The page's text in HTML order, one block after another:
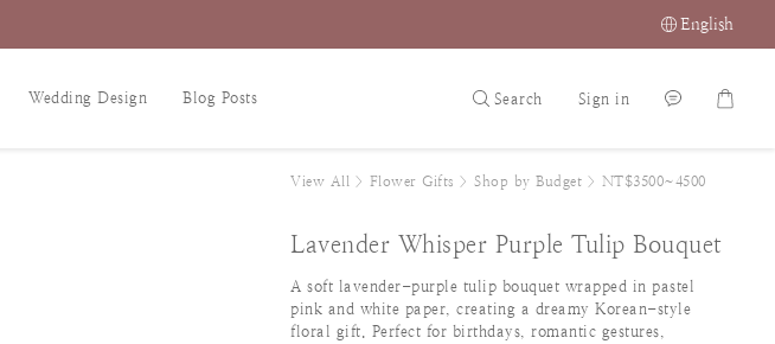
English
Wedding Design Blog Posts Search Sign in
View All > Flower Gifts > Shop by Budget > NT$3500~4500
Lavender Whisper Purple Tulip Bouquet
A soft lavender-purple tulip bouquet wrapped in pastel
pink and white paper, creating a dreamy Korean-style
floral gift. Perfect for birthdays, romantic gestures,